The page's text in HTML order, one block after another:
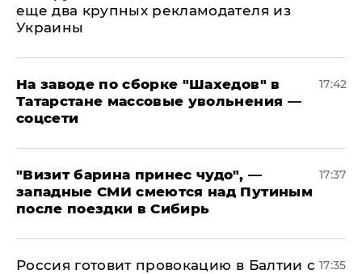
еще два крупных рекламодателя из
Украины
На заводе по сборке "Шахедов" в
Татарстане массовые увольнения —
соцсети
17:42
"Визит барина принес чудо", —
западные СМИ смеются над Путиным
после поездки в Сибирь
17:37
​Россия готовит провокацию в Балтии с 17:35